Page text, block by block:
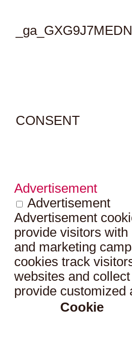
_ga_GXG9J7MEDN
CONSENT
Advertisement
Advertisement
Advertisement
provide visitors with
and marketing
cookies track
websites and
provide customized
Cookie